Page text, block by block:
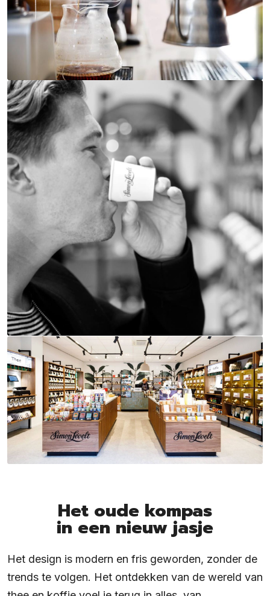
Het oude kompas
in een nieuw jasje
Het design is modern en fris geworden, zonder de
trends te volgen. Het ontdekken van de wereld van